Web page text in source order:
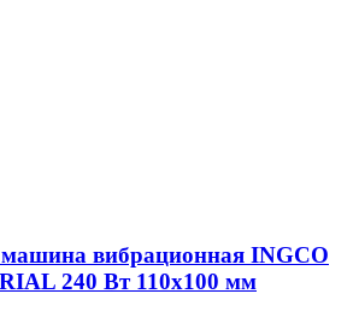
вибрационная INGCO
240 Вт 110х100 мм